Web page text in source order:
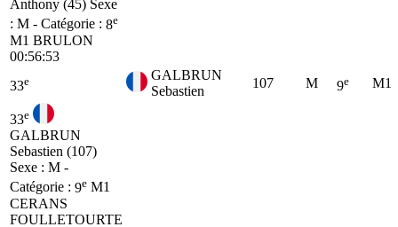
Anthony (45) Sexe
: M - Catégorie : 8e
M1 BRULON
00:56:53
33e
GALBRUN
Sebastien
107 M 9e M1
33e
GALBRUN
Sebastien (107)
Sexe : M -
Catégorie : 9e M1
CERANS
FOULLETOURTE